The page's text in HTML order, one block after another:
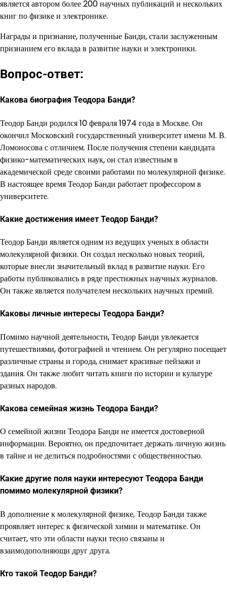
является автором более 200 научных публикаций и нескольких
книг по физике и электронике.
Награды и признание, полученные Банди, стали заслуженным
признанием его вклада в развитие науки и электроники.
Вопрос-ответ:
Какова биография Теодора Банди?
Теодор Банди родился 10 февраля 1974 года в Москве. Он
окончил Московский государственный университет имени М. В.
Ломоносова с отличием. После получения степени кандидата
физико-математических наук, он стал известным в
академической среде своими работами по молекулярной физике.
В настоящее время Теодор Банди работает профессором в
университете.
Какие достижения имеет Теодор Банди?
Теодор Банди является одним из ведущих ученых в области
молекулярной физики. Он создал несколько новых теорий,
которые внесли значительный вклад в развитие науки. Его
работы публиковались в ряде престижных научных журналов.
Он также является получателем нескольких научных премий.
Каковы личные интересы Теодора Банди?
Помимо научной деятельности, Теодор Банди увлекается
путешествиями, фотографией и чтением. Он регулярно посещает
различные страны и города, снимает красивые пейзажи и
здания. Он также любит читать книги по истории и культуре
разных народов.
Какова семейная жизнь Теодора Банди?
О семейной жизни Теодора Банди не имеется достоверной
информации. Вероятно, он предпочитает держать личную жизнь
в тайне и не делиться подробностями с общественностью.
Какие другие поля науки интересуют Теодора Банди
помимо молекулярной физики?
В дополнение к молекулярной физике, Теодор Банди также
проявляет интерес к физической химии и математике. Он
считает, что эти области науки тесно связаны и
взаимодополняющи друг друга.
Кто такой Теодор Банди?